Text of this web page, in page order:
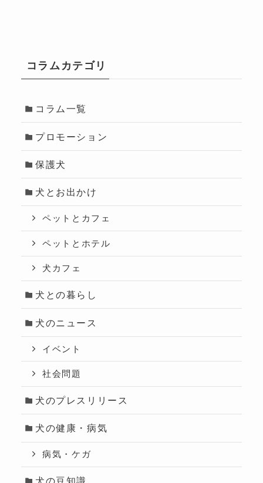
コラムカテゴリ
コラム一覧
プロモーション
保護犬
犬とお出かけ
ペットとカフェ
ペットとホテル
犬カフェ
犬との暮らし
犬のニュース
イベント
社会問題
犬のプレスリリース
犬の健康・病気
病気・ケガ
犬の豆知識